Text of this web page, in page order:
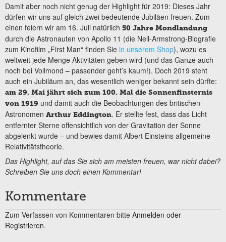
Damit aber noch nicht genug der Highlight für 2019: Dieses Jahr
dürfen wir uns auf gleich zwei bedeutende Jubiläen freuen. Zum
einen feiern wir am 16. Juli natürlich 50 Jahre Mondlandung
durch die Astronauten von Apollo 11 (die Neil-Armstrong-Biografie
zum Kinofilm „First Man“ finden Sie in unserem Shop), wozu es
weltweit jede Menge Aktivitäten geben wird (und das Ganze auch
noch bei Vollmond – passender geht’s kaum!). Doch 2019 steht
auch ein Jubiläum an, das wesentlich weniger bekannt sein dürfte:
am 29. Mai jährt sich zum 100. Mal die Sonnenfinsternis
von 1919 und damit auch die Beobachtungen des britischen
Astronomen Arthur Eddington. Er stellte fest, dass das Licht
entfernter Sterne offensichtlich von der Gravitation der Sonne
abgelenkt wurde – und bewies damit Albert Einsteins allgemeine
Relativitätstheorie.
Das Highlight, auf das Sie sich am meisten freuen, war nicht dabei?
Schreiben Sie uns doch einen Kommentar!
Kommentare
Zum Verfassen von Kommentaren bitte Anmelden oder
Registrieren.